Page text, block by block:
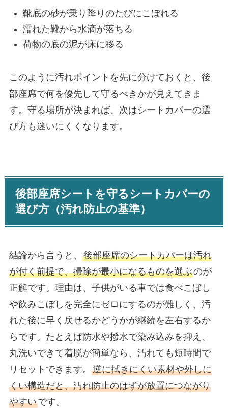
靴底の砂が乗り降りのたびにこぼれる
濡れた靴から水滴が落ちる
荷物の底の泥が床に移る
このように汚れポイントを先に分けておくと、後
部座席で何を優先して守るべきかが見えてきま
す。守る場所が決まれば、次はシートカバーの選
び方も迷いにくくなります。
後部座席シートを守るシートカバーの
選び方（汚れ防止の基準）
結論から言うと、 後部座席のシートカバーは汚れ
が付く前提で、掃除が最小になるものを選ぶのが
正解です。理由は、子供がいる車では食べこぼし
や飲みこぼしを完全にゼロにするのが難しく、汚
れた後に早く戻せるかどうかが継続を左右するか
らです。たとえば防水や撥水で染み込みを抑え、
丸洗いできて着脱が簡単なら、汚れても短時間で
リセットできます。 逆に拭きにくい素材や外しに
くい構造だと、汚れ防止のはずが放置につながり
やすいです。